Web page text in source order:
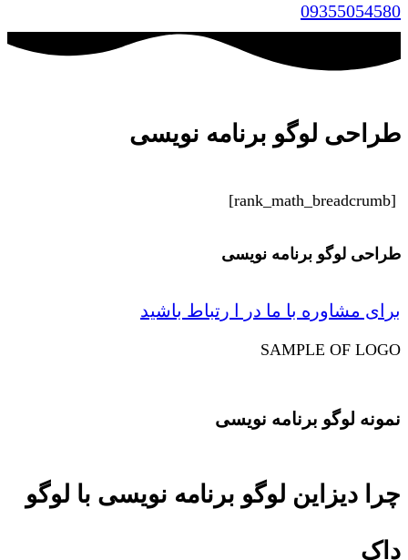
09355054580
طراحی لوگو برنامه نویسی
[rank_math_breadcrumb]
طراحی لوگو برنامه نویسی
برای مشاوره با ما در ا رتباط باشید
SAMPLE OF LOGO
نمونه لوگو برنامه نویسی
چرا دیزاین لوگو برنامه نویسی با لوگو
داک